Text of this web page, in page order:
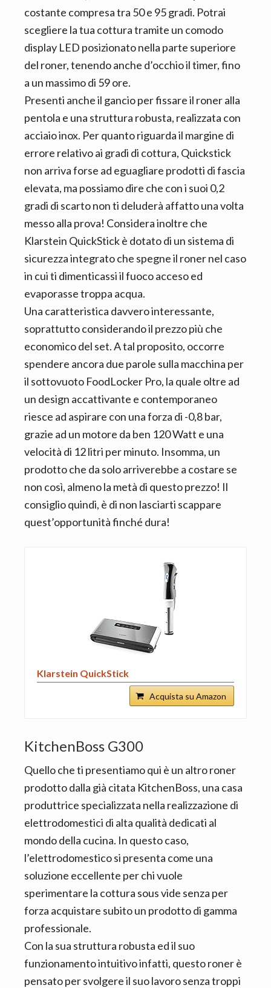
costante compresa tra 50 e 95 gradi. Potrai
scegliere la tua cottura tramite un comodo
display LED posizionato nella parte superiore
del roner, tenendo anche d’occhio il timer, fino
a un massimo di 59 ore.
Presenti anche il gancio per fissare il roner alla
pentola e una struttura robusta, realizzata con
acciaio inox. Per quanto riguarda il margine di
errore relativo ai gradi di cottura, Quickstick
non arriva forse ad eguagliare prodotti di fascia
elevata, ma possiamo dire che con i suoi 0,2
gradi di scarto non ti deluderà affatto una volta
messo alla prova! Considera inoltre che
Klarstein QuickStick è dotato di un sistema di
sicurezza integrato che spegne il roner nel caso
in cui ti dimenticassi il fuoco acceso ed
evaporasse troppa acqua.
Una caratteristica davvero interessante,
soprattutto considerando il prezzo più che
economico del set. A tal proposito, occorre
spendere ancora due parole sulla macchina per
il sottovuoto FoodLocker Pro, la quale oltre ad
un design accattivante e contemporaneo
riesce ad aspirare con una forza di -0,8 bar,
grazie ad un motore da ben 120 Watt e una
velocità di 12 litri per minuto. Insomma, un
prodotto che da solo arriverebbe a costare se
non così, almeno la metà di questo prezzo! Il
consiglio quindi, è di non lasciarti scappare
quest’opportunità finché dura!
Klarstein QuickStick
Acquista su Amazon
KitchenBoss G300
Quello che ti presentiamo qui è un altro roner
prodotto dalla già citata KitchenBoss, una casa
produttrice specializzata nella realizzazione di
elettrodomestici di alta qualità dedicati al
mondo della cucina. In questo caso,
l’elettrodomestico si presenta come una
soluzione eccellente per chi vuole
sperimentare la cottura sous vide senza per
forza acquistare subito un prodotto di gamma
professionale.
Con la sua struttura robusta ed il suo
funzionamento intuitivo infatti, questo roner è
pensato per svolgere il suo lavoro senza troppi